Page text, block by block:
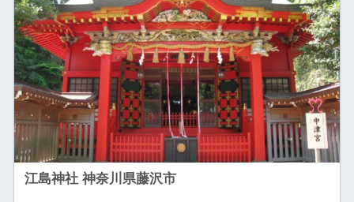
江島神社 神奈川県藤沢市